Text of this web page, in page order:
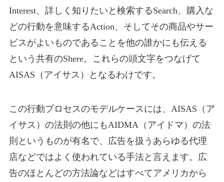
Interest、詳しく知りたいと検索するSearch、購入な
どの行動を意味するAction、そしてその商品やサー
ビスがよいものであることを他の誰かにも伝える
という共有のShere。これらの頭文字をつなげて
AISAS（アイサス）となるわけです。
この行動プロセスのモデルケースには、AISAS（ア
イサス）の法則の他にもAIDMA（アイドマ）の法
則というものが有名で、広告を扱うあらゆる代理
店などではよく使われている手法と言えます。広
告のほとんどの方法論などはすべてアメリカから